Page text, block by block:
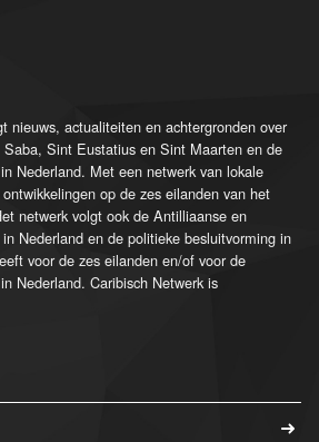
nieuws, actualiteiten en achtergronden over
Sint Eustatius en Sint Maarten en de
Nederland. Met een netwerk van lokale
op de zes eilanden van het
netwerk volgt ook de Antilliaanse en
Nederland en de politieke besluitvorming in
voor de zes eilanden en/of voor de
Nederland. Caribisch Netwerk is